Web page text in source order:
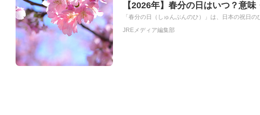
【2026年】春分の日はいつ？意
「春分の日（しゅんぶんのひ）」は、日本の祝日
JREメディア編集部